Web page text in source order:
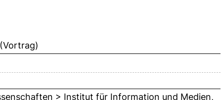
> Institut für Information und Medien,